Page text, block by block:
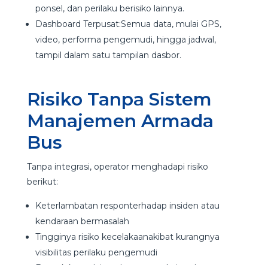
ponsel, dan perilaku berisiko lainnya.
Dashboard Terpusat:Semua data, mulai GPS,
video, performa pengemudi, hingga jadwal,
tampil dalam satu tampilan dasbor.
Risiko Tanpa Sistem
Manajemen Armada
Bus
Tanpa integrasi, operator menghadapi risiko
berikut:
Keterlambatan responterhadap insiden atau
kendaraan bermasalah
Tingginya risiko kecelakaanakibat kurangnya
visibilitas perilaku pengemudi